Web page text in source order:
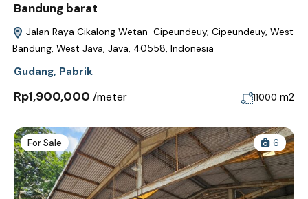
Bandung barat
Jalan Raya Cikalong Wetan-Cipeundeuy, Cipeundeuy, West
Bandung, West Java, Java, 40558, Indonesia
Gudang, Pabrik
Rp1,900,000 /meter 11000 m2
For Sale 6